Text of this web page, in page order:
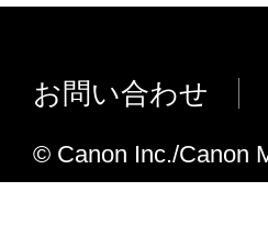
たは逆アセンブル
このような行為を
(4) 本契約に明示
ごくまれに印
を修正
Ver.1.08から
お問い合わせ
© Canon Inc./Canon